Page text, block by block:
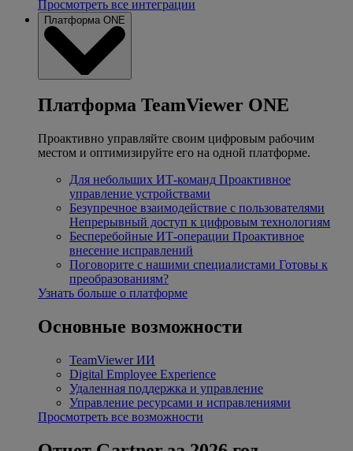
Просмотреть все интеграции
Платформа ONE
Платформа TeamViewer ONE
Проактивно управляйте своим цифровым рабочим
местом и оптимизируйте его на одной платформе.
Для небольших ИТ-команд Проактивное
управление устройствами
Безупречное взаимодействие с пользователями
Непрерывный доступ к цифровым технологиям
Бесперебойные ИТ-операции Проактивное
внесение исправлений
Поговорите с нашими специалистами Готовы к
преобразованиям?
Узнать больше о платформе
Основные возможности
TeamViewer ИИ
Digital Employee Experience
Удаленная поддержка и управление
Управление ресурсами и исправлениями
Просмотреть все возможности